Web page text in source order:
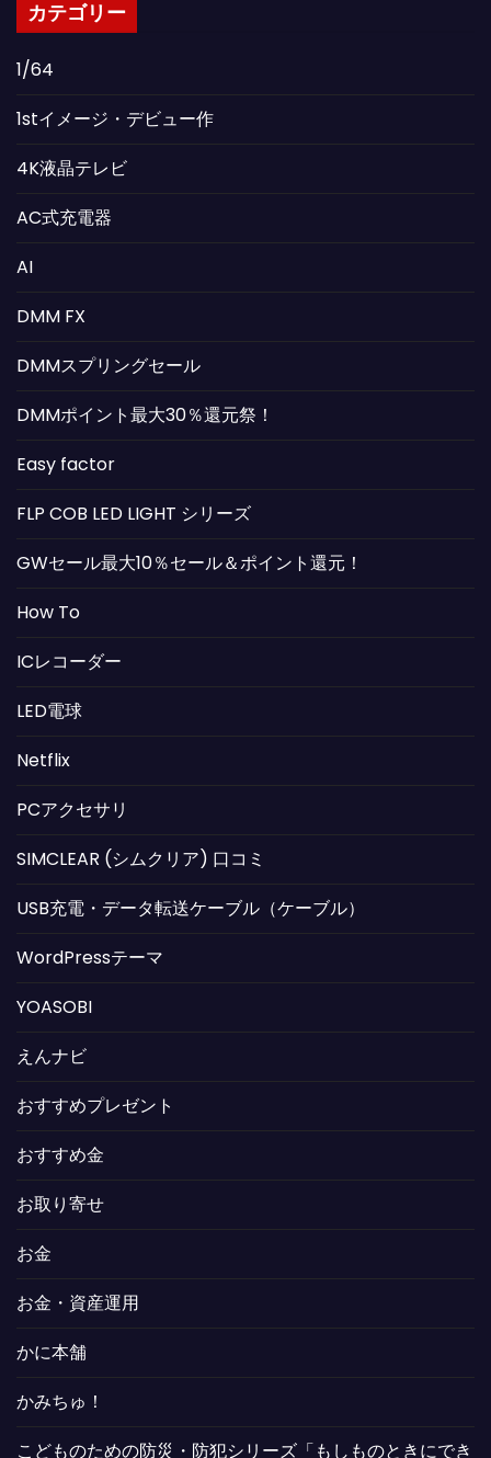
カテゴリー
1/64
1stイメージ・デビュー作
4K液晶テレビ
AC式充電器
AI
DMM FX
DMMスプリングセール
DMMポイント最大30％還元祭！
Easy factor
FLP COB LED LIGHT シリーズ
GWセール最大10％セール＆ポイント還元！
How To
ICレコーダー
LED電球
Netflix
PCアクセサリ
SIMCLEAR (シムクリア) 口コミ
USB充電・データ転送ケーブル（ケーブル）
WordPressテーマ
YOASOBI
えんナビ
おすすめプレゼント
おすすめ金
お取り寄せ
お金
お金・資産運用
かに本舗
かみちゅ！
こどものための防災・防犯シリーズ「もしものときにでき